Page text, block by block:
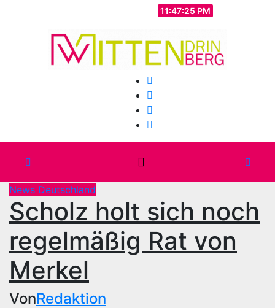
11:47:27 PM
News Deutschland
Scholz holt sich noch
regelmäßig Rat von
Merkel
VonRedaktion